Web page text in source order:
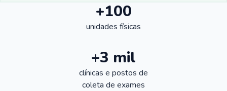
+100
unidades físicas
+3 mil
clínicas e postos de
coleta de exames